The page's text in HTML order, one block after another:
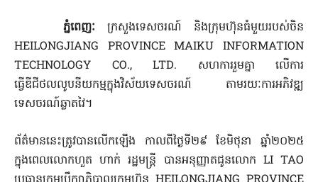
ភ្នំពេញៈ ក្រសួងទេសចរណ៍ និងក្រុមហ៊ុនធំមួយរបស់ចិន
HEILONGJIANG PROVINCE MAIKU INFORMATION
TECHNOLOGY CO., LTD. សហការរួមគ្នា លើការ
ធ្វើឌីជីថលលូបនីយកម្មក្នុងវិស័យទេសចរណ៍ តាមរយៈការអភិវឌ្ឍ
ទេសចរណ៍ឆ្លាតវៃ។
ព័ត៌មាននេះត្រូវបានលើកឡើង កាលពីថ្ងៃទី២៩ ខែមិថុនា ឆ្នាំ២០២៥
ក្នុងពេលលោកហួត ហាក់ រដ្ឋមន្រ្តី បានអនុញ្ញាតជូនលោក LI TAO